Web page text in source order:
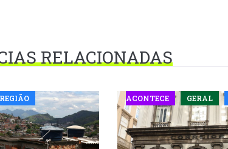
RELACIONADAS
REGIÃO ACONTECE GERAL